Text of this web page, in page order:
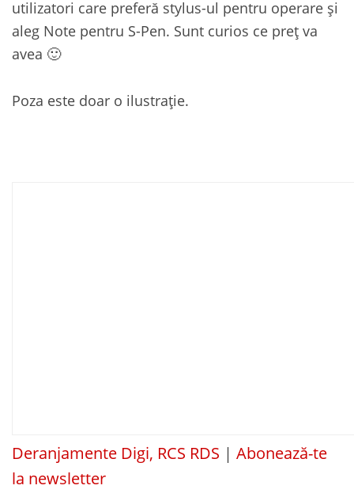
utilizatori care preferă stylus-ul pentru operare și
aleg Note pentru S-Pen. Sunt curios ce preț va
avea 🙂
Poza este doar o ilustrație.
Deranjamente Digi, RCS RDS | Abonează-te
la newsletter